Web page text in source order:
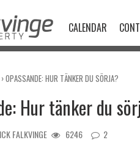
CALENDAR
›OPASSANDE: HUR TÄNKER DU SÖRJA?
Hur tänker du
FALKVINGE 6246 2